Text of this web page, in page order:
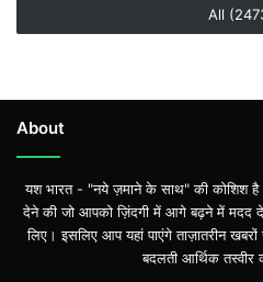
All
About
यश भारत - "नये ज़माने के साथ" की कोशिश है
देने की जो आपको ज़िंदगी में आगे बढ़ने में
लिए। इसलिए आप यहां पाएंगे ताज़ातरीन
बदलती आर्थिक तस्वीर